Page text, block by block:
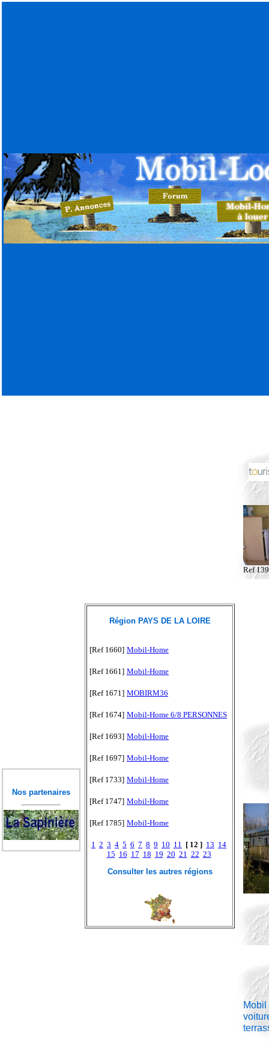
Nos partenaires
Région PAYS DE LA LOIRE
[Ref 1660] Mobil-Home
[Ref 1661] Mobil-Home
[Ref 1671] MOBIRM36
[Ref 1674] Mobil-Home 6/8 PERSONNES
[Ref 1693] Mobil-Home
[Ref 1697] Mobil-Home
[Ref 1733] Mobil-Home
[Ref 1747] Mobil-Home
[Ref 1785] Mobil-Home
1 2 3 4 5 6 7 8 9 10 11 [ 12 ] 13 14
15 16 17 18 19 20 21 22 23
Consulter les autres régions
Ref
Mobil